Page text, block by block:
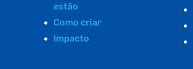
estão
Como criar
Impacto